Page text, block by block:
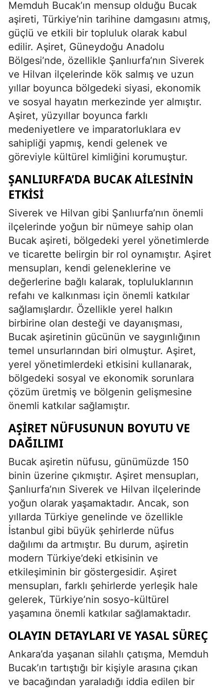
Memduh Bucak’ın mensup olduğu Bucak
aşireti, Türkiye’nin tarihine damgasını atmış,
güçlü ve etkili bir topluluk olarak kabul
edilir. Aşiret, Güneydoğu Anadolu
Bölgesi’nde, özellikle Şanlıurfa’nın Siverek
ve Hilvan ilçelerinde kök salmış ve uzun
yıllar boyunca bölgedeki siyasi, ekonomik
ve sosyal hayatın merkezinde yer almıştır.
Aşiret, yüzyıllar boyunca farklı
medeniyetlere ve imparatorluklara ev
sahipliği yapmış, kendi gelenek ve
göreviyle kültürel kimliğini korumuştur.
ŞANLIURFA’DA BUCAK AILESININ
ETKISI
Siverek ve Hilvan gibi Şanlıurfa’nın önemli
ilçelerinde yoğun bir nümeye sahip olan
Bucak aşireti, bölgedeki yerel yönetimlerde
ve ticarette belirgin bir rol oynamıştır. Aşiret
mensupları, kendi geleneklerine ve
değerlerine bağlı kalarak, topluluklarının
refahı ve kalkınması için önemli katkılar
sağlamışlardır. Özellikle yerel halkın
birbirine olan desteği ve dayanışması,
Bucak aşiretinin gücünün ve saygınlığının
temel unsurlarından biri olmuştur. Aşiret,
yerel yönetimlerdeki etkisini kullanarak,
bölgedeki sosyal ve ekonomik sorunlara
çözüm üretmiş ve bölgenin gelişmesine
önemli katkılar sağlamıştır.
AŞIRET NÜFUSUNUN BOYUTU VE
DAĞILIMI
Bucak aşiretin nüfusu, günümüzde 150
binin üzerine çıkmıştır. Aşiret mensupları,
Şanlıurfa’nın Siverek ve Hilvan ilçelerinde
yoğun olarak yaşamaktadır. Ancak, son
yıllarda Türkiye genelinde ve özellikle
İstanbul gibi büyük şehirlerde nüfus
dağılımı da artmıştır. Bu durum, aşiretin
modern Türkiye’deki etkisinin ve
etkileşiminin bir göstergesidir. Aşiret
mensupları, farklı şehirlerde yerleşik hale
gelerek, Türkiye’nin sosyo-kültürel
yaşamına önemli katkılar sağlamaktadır.
OLAYIN DETAYLARI VE YASAL SÜREÇ
Ankara’da yaşanan silahlı çatışma, Memduh
Bucak’ın tartıştığı bir kişiyle arasına çıkan
ve bacağından yaraladığı iddia edilen bir